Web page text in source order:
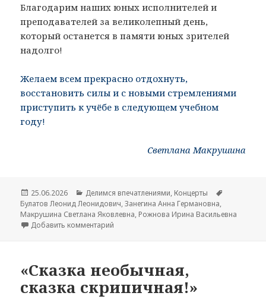
Благодарим наших юных исполнителей и
преподавателей за великолепный день,
который останется в памяти юных зрителей
надолго!
Желаем всем прекрасно отдохнуть,
восстановить силы и с новыми стремлениями
приступить к учёбе в следующем учебном
году!
Светлана Макрушина
Опубликовано
25.06.2026 Рубрики
Делимся впечатлениями, Концерты
Булатов Леонид Леонидович,Занегина Анна Германовна,
Макрушина Светлана Яковлевна, Рожнова Ирина Васильевна
Добавить комментарий
«Сказка необычная,
сказка скрипичная!»